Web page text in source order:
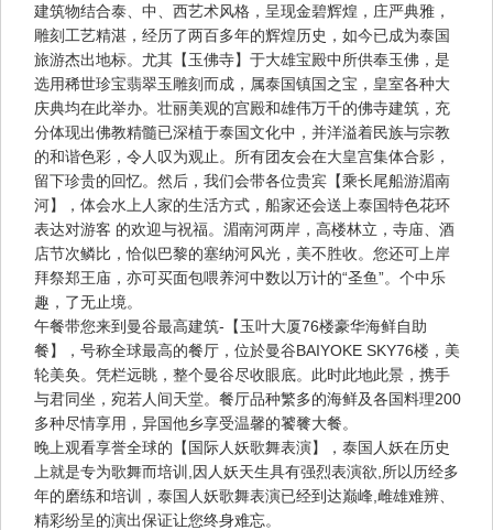
建筑物结合泰、中、西艺术风格，呈现金碧辉煌，庄严典雅，
雕刻工艺精湛，经历了两百多年的辉煌历史，如今已成为泰国
旅游杰出地标。尤其【玉佛寺】于大雄宝殿中所供奉玉佛，是
选用稀世珍宝翡翠玉雕刻而成，属泰国镇国之宝，皇室各种大
庆典均在此举办。壮丽美观的宫殿和雄伟万千的佛寺建筑，充
分体现出佛教精髓已深植于泰国文化中，并洋溢着民族与宗教
的和谐色彩，令人叹为观止。所有团友会在大皇宫集体合影，
留下珍贵的回忆。然后，我们会带各位贵宾【乘长尾船游湄南
河】，体会水上人家的生活方式，船家还会送上泰国特色花环
表达对游客 的欢迎与祝福。湄南河两岸，高楼林立，寺庙、酒
店节次鳞比，恰似巴黎的塞纳河风光，美不胜收。您还可上岸
拜祭郑王庙，亦可买面包喂养河中数以万计的“圣鱼”。个中乐
趣，了无止境。
午餐带您来到曼谷最高建筑-【玉叶大厦76楼豪华海鲜自助
餐】，号称全球最高的餐厅，位於曼谷BAIYOKE SKY76楼，美
轮美奂。凭栏远眺，整个曼谷尽收眼底。此时此地此景，携手
与君同坐，宛若人间天堂。餐厅品种繁多的海鲜及各国料理200
多种尽情享用，异国他乡享受温馨的饕餮大餐。
晚上观看享誉全球的【国际人妖歌舞表演】，泰国人妖在历史
上就是专为歌舞而培训,因人妖天生具有强烈表演欲,所以历经多
年的磨练和培训，泰国人妖歌舞表演已经到达巅峰,雌雄难辨、
精彩纷呈的演出保证让您终身难忘。